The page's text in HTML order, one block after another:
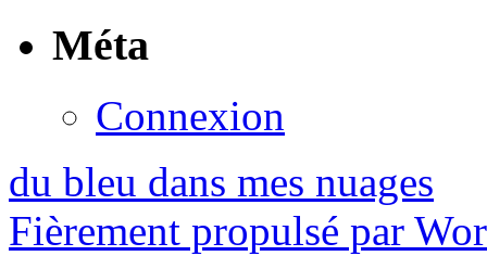
Méta
Connexion
du bleu dans mes nuages
Fièrement propulsé par